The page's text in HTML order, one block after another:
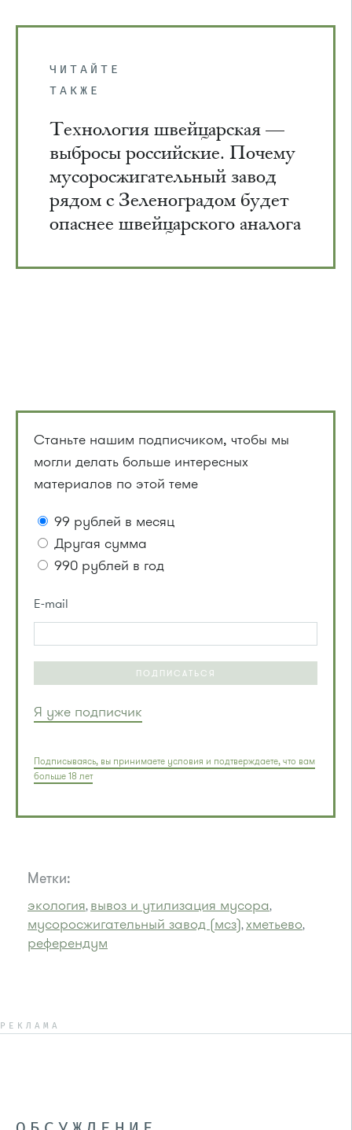
ЧИТАЙТЕ
ТАКЖЕ
Технология швейцарская —
выбросы российские. Почему
мусоросжигательный завод
рядом с Зеленоградом будет
опаснее швейцарского аналога
Станьте нашим подписчиком, чтобы мы
могли делать больше интересных
материалов по этой теме
99 рублей в месяц
Другая сумма
990 рублей в год
E-mail
ПОДПИСАТЬСЯ
Я уже подписчик
Подписываясь, вы принимаете условия и подтверждаете, что вам
больше 18 лет
Метки:
экология, вывоз и утилизация мусора,
мусоросжигательный завод (мсз),хметьево,
референдум
РЕКЛАМА